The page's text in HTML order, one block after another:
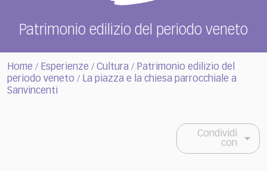
system.Patrimonio edilizio del periodo veneto
Home / Esperienze / Cultura / Patrimonio edilizio del
periodo veneto / La piazza e la chiesa parrocchiale a
Sanvincenti
Condividi
con